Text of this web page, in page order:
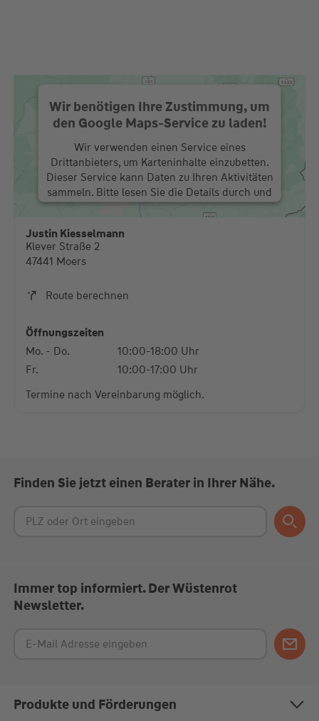
Wir benötigen Ihre Zustimmung, um
den Google Maps-Service zu laden!
Wir verwenden einen Service eines
Drittanbieters, um Karteninhalte einzubetten.
Dieser Service kann Daten zu Ihren Aktivitäten
sammeln. Bitte lesen Sie die Details durch und
stimmen Sie der Nutzung des Service zu, um
diese Karte anzuzeigen.
Justin Kiesselmann
Klever Straße 2
47441 Moers
Route berechnen
Öffnungszeiten
Mo. - Do.
10:00-18:00 Uhr
Fr.
10:00-17:00 Uhr
Termine nach Vereinbarung möglich.
Finden Sie jetzt einen Berater in Ihrer Nähe.
Immer top informiert. Der Wüstenrot
Newsletter.
Produkte und Förderungen